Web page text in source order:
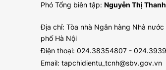
Phó Tổng biên tập: Nguyễn Thị
Địa chỉ: Tòa nhà Ngân hàng Nhà
phố Hà Nội
Điện thoại: 024.38354807 -
Email: tapchidientu_tcnh@sbv.gov.vn